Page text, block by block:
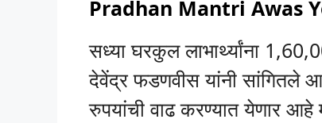
Pradhan Mantri Awas
सध्या घरकुल लाभार्थ्यांना
देवेंद्र फडणवीस यांनी सांगितले
रुपयांची वाढ करण्यात येणार